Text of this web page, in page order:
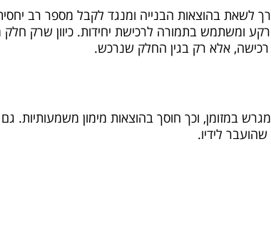
לשאת בהוצאות הבנייה ומנגד לקבל מספר רב
ומשתמש בתמורה לרכישת יחידות. כיוון שרק
אלא רק בגין החלק שנרכש.
במזומן, וכך חוסך בהוצאות מימון משמעותיות.
לידיו.